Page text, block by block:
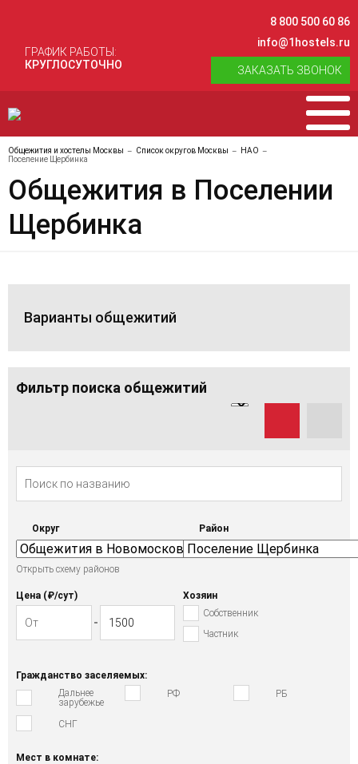
ГРАФИК РАБОТЫ:
КРУГЛОСУТОЧНО
8 800 500 60 86
info@1hostels.ru
ЗАКАЗАТЬ ЗВОНОК
Общежития и хостелы Москвы Список округов Москвы
НАО
Поселение Щербинка
Общежития в Поселении
Щербинка
Варианты общежитий
Фильтр поиска общежитий
Округ
Открыть схему районов
Район
Цена (₽/cут)
Хозяин
Собственник
Частник
Гражданство заселяемых:
Дальнее
зарубежье
РФ РБ
СНГ
Мест в комнате: